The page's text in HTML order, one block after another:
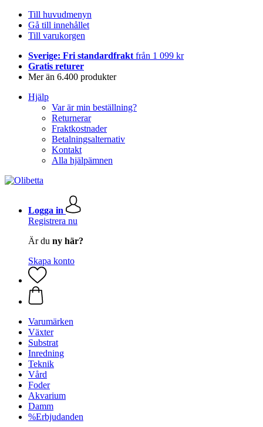
Till huvudmenyn
Gå till innehållet
Till varukorgen
Sverige: Fri standardfrakt från 1 099 kr
Gratis returer
Mer än 6.400 produkter
Hjälp
Var är min beställning?
Returnerar
Fraktkostnader
Betalningsalternativ
Kontakt
Alla hjälpämnen
Logga in
Registrera nu
Är du ny här?
Skapa konto
Varumärken
Växter
Substrat
Inredning
Teknik
Vård
Foder
Akvarium
Damm
%Erbjudanden